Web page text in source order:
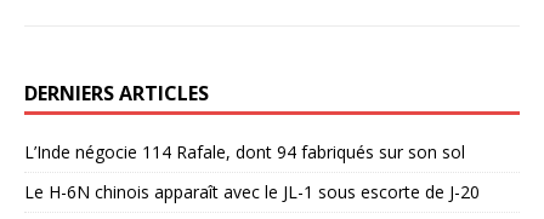
DERNIERS ARTICLES
L’Inde négocie 114 Rafale, dont 94 fabriqués sur son sol
Le H-6N chinois apparaît avec le JL-1 sous escorte de J-20